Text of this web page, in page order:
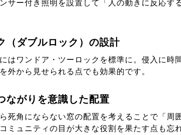
サー付き照明を設置して「人の動きに反応す
（ダブルロック）の設計
はワンドア・ツーロックを標準に。侵入に時
外から見せられる点でも効果的です。
ながりを意識した配置
死角にならない窓の配置を考えることで「周
ミュニティの目が大きな役割を果たす点も忘